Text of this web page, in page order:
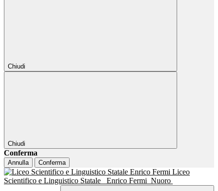
Chiudi
Chiudi
Conferma
Annulla Conferma
Liceo
Scientifico e Linguistico Statale
Enrico Fermi Nuoro